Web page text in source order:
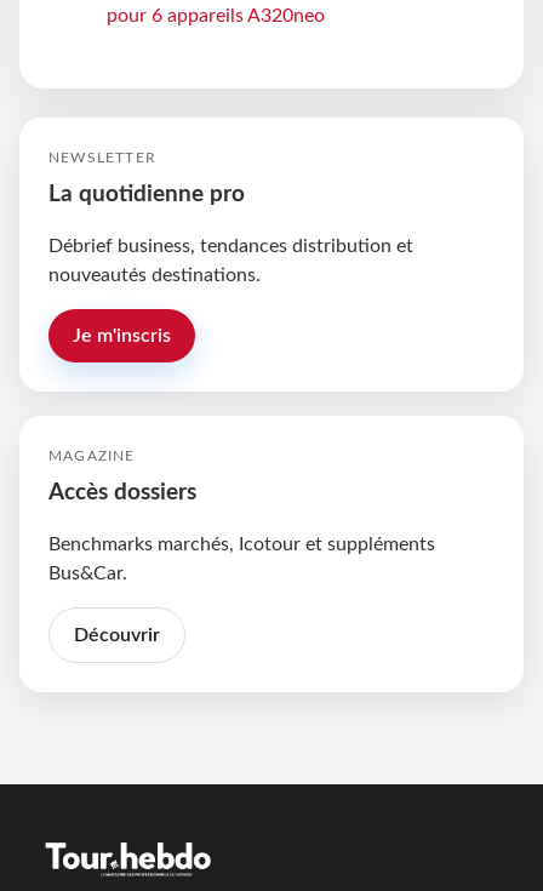
pour 6 appareils A320neo
NEWSLETTER
La quotidienne pro
Débrief business, tendances distribution et
nouveautés destinations.
Je m'inscris
MAGAZINE
Accès dossiers
Benchmarks marchés, Icotour et suppléments
Bus&Car.
Découvrir